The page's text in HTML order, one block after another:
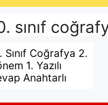
sınıf
Sınıf Coğrafya 2.
1. Yazılı
Anahtarlı